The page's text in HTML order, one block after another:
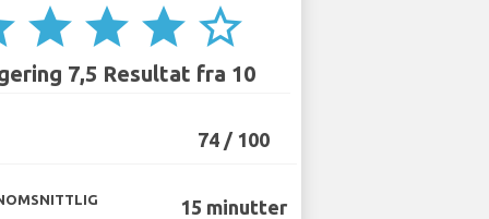
star star star star_border
7,5 Resultat fra 10
74 / 100
15 minutter